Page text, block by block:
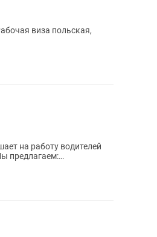
виза польская,
на работу водителей